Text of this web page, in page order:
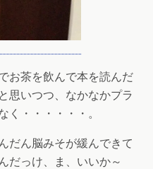
お茶を飲んで本を読んだ
思いつつ、なかなかプラ
く・・・・・・。
だん脳みそが緩んできて
だっけ、ま、いいか～